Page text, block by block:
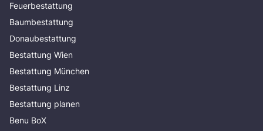
Feuerbestattung
Baumbestattung
Donaubestattung
Bestattung Wien
Bestattung München
Bestattung Linz
Bestattung planen
Benu BoX